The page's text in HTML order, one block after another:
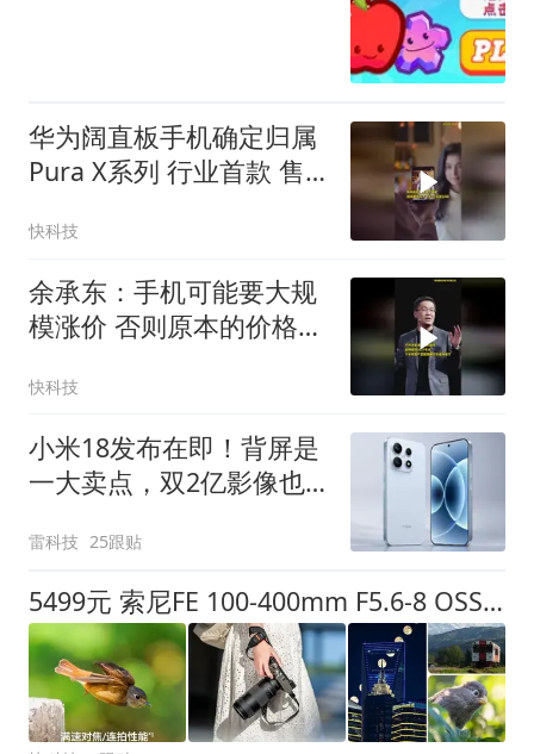
华为阔直板手机确定归属
Pura X系列 行业首款 售
快科技
余承东：手机可能要大规
模涨价 否则原本的价格都
快科技
小米18发布在即！背屏是
一大卖点，双2亿影像也
雷科技 25跟贴
5499元 索尼FE 100-400mm F5.6-8 OSS镜头发布：平民也能打鸟